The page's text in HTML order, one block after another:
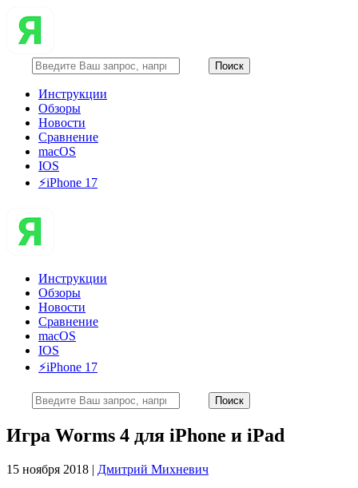
Инструкции
Обзоры
Новости
Сравнение
macOS
IOS
⚡️iPhone 17
Инструкции
Обзоры
Новости
Сравнение
macOS
IOS
⚡️iPhone 17
Игра Worms 4 для iPhone и iPad
15 ноября 2018 | Дмитрий Михневич